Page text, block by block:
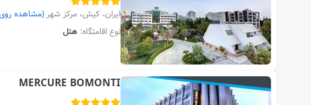
ایران، کیش، مرکز شهر (مشاهده روی
نوع اقامتگاه: هتل
MERCURE BOMONTI